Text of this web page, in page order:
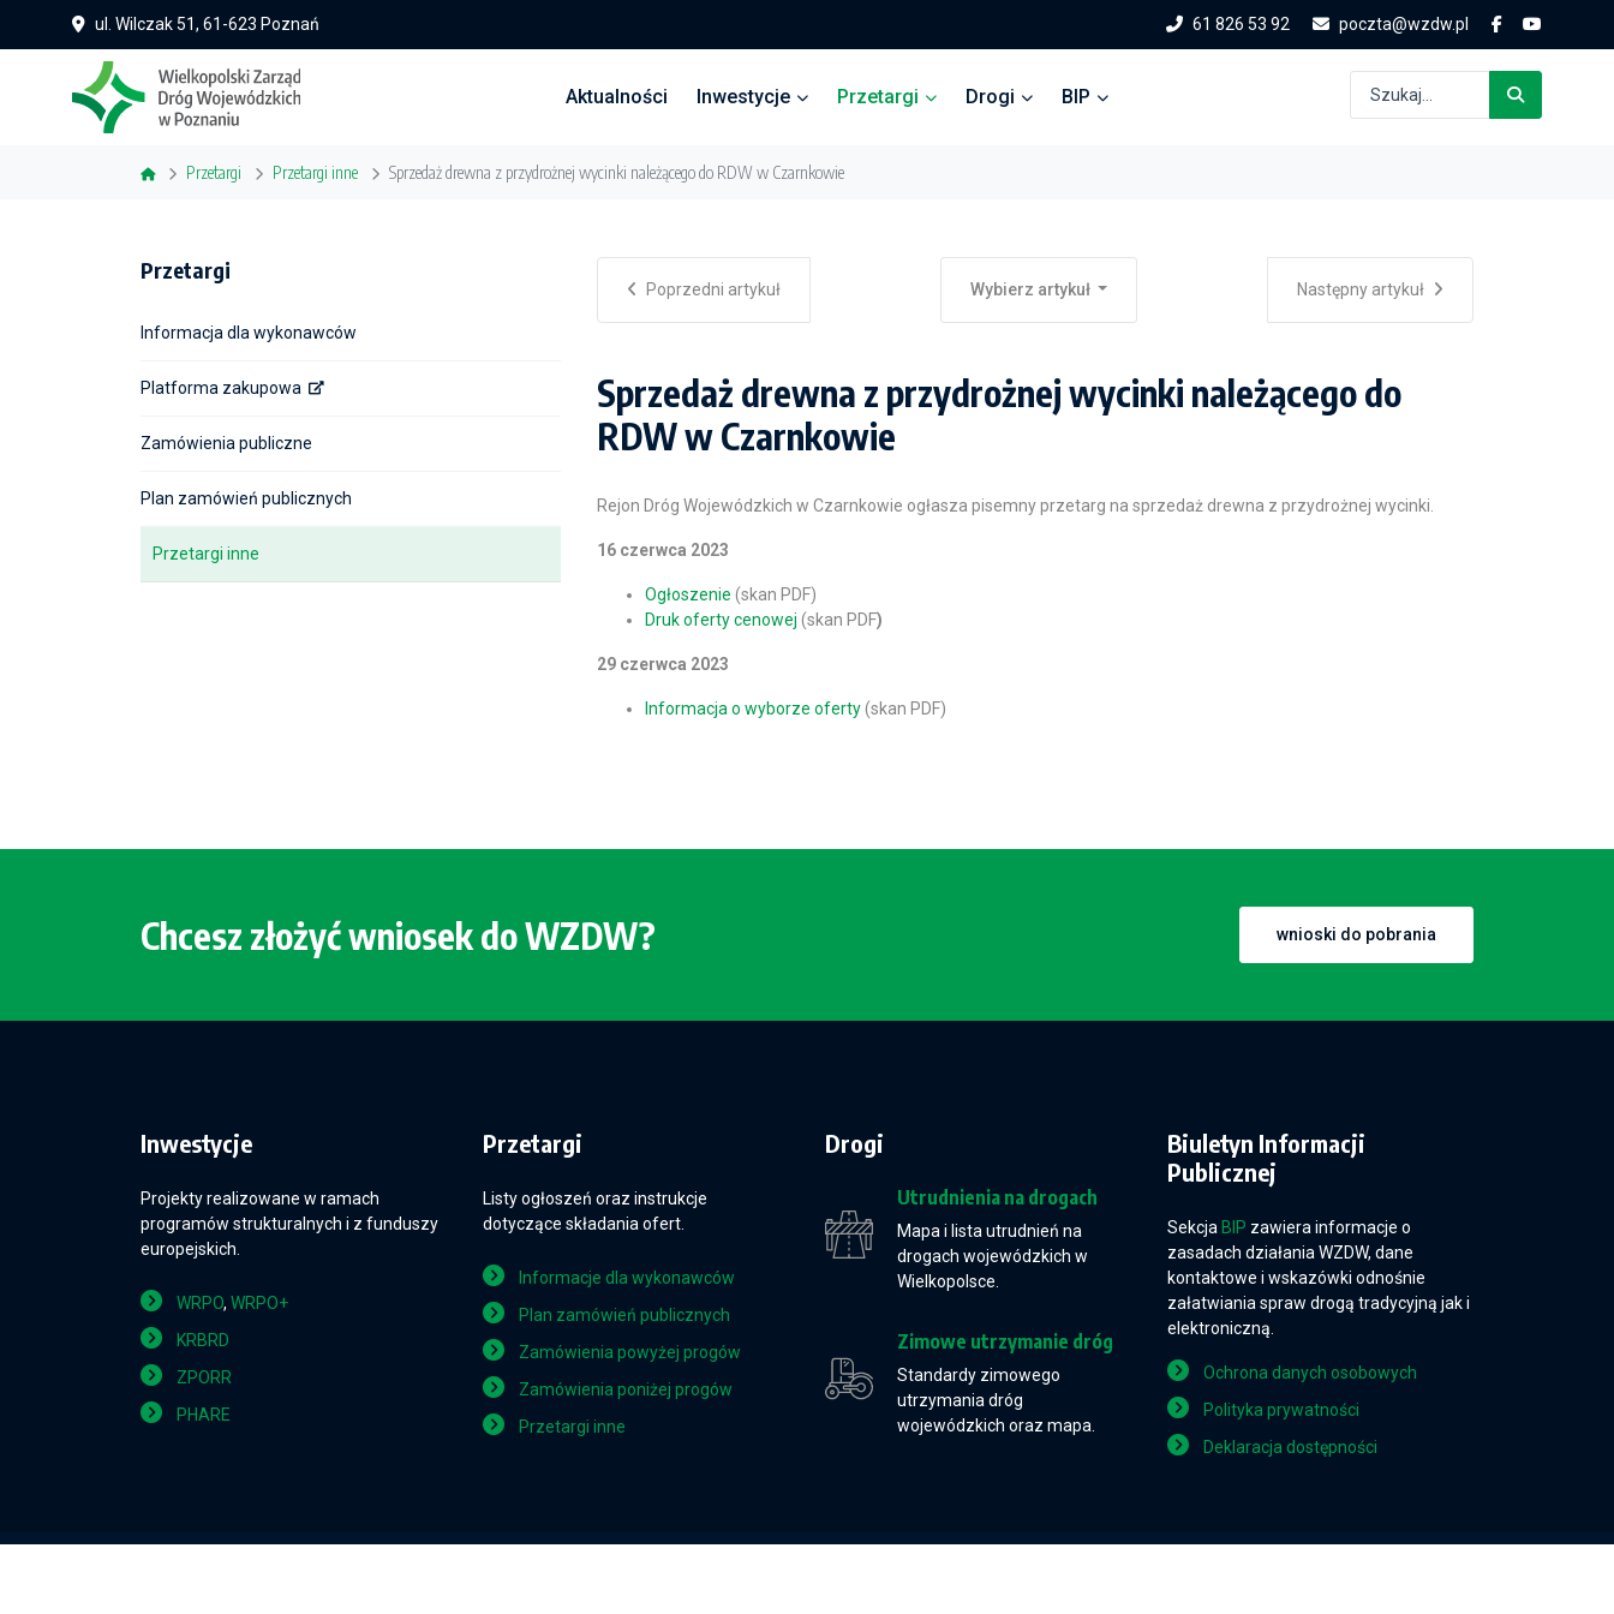
ul. Wilczak 51, 61-623 Poznań 61 826 53 92 poczta@wzdw.pl
Aktualności Inwestycje Przetargi Drogi BIP
Przetargi Przetargi inne Sprzedaż drewna z przydrożnej wycinki należącego do RDW w Czarnkowie
Przetargi
Informacja dla wykonawców
Platforma zakupowa
Zamówienia publiczne
Plan zamówień publicznych
Przetargi inne
Poprzedni artykuł Wybierz artykuł Następny artykuł
Sprzedaż drewna z przydrożnej wycinki należącego do
RDW w Czarnkowie
Rejon Dróg Wojewódzkich w Czarnkowie ogłasza pisemny przetarg na sprzedaż drewna z przydrożnej wycinki.
16 czerwca 2023
Ogłoszenie (skan PDF)
Druk oferty cenowej (skan PDF)
29 czerwca 2023
Informacja o wyborze oferty(skan PDF)
Chcesz złożyć wniosek do WZDW? wnioski do pobrania
Inwestycje
Projekty realizowane w ramach
programów strukturalnych i z funduszy
europejskich.
WRPO, WRPO+
KRBRD
ZPORR
PHARE
Przetargi
Listy ogłoszeń oraz instrukcje
dotyczące składania ofert.
Informacje dla wykonawców
Plan zamówień publicznych
Zamówienia powyżej progów
Zamówienia poniżej progów
Przetargi inne
Drogi
Utrudnienia na drogach
Mapa i lista utrudnień na
drogach wojewódzkich w
Wielkopolsce.
Zimowe utrzymanie dróg
Standardy zimowego
utrzymania dróg
wojewódzkich oraz mapa.
Biuletyn Informacji
Publicznej
Sekcja BIP zawiera informacje o
zasadach działania WZDW, dane
kontaktowe i wskazówki odnośnie
załatwiania spraw drogą tradycyjną jak i
elektroniczną.
Ochrona danych osobowych
Polityka prywatności
Deklaracja dostępności